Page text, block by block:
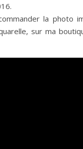
la photo
sur ma